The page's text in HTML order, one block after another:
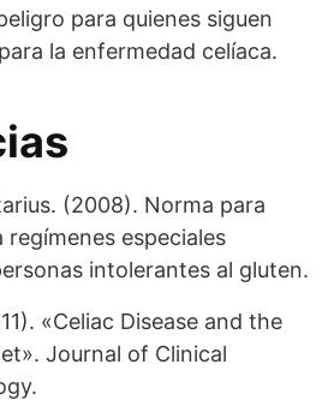
para quienes siguen
la enfermedad celíaca.
(2008). Norma para
regímenes especiales
intolerantes al gluten.
«Celiac Disease and the
Journal of Clinical